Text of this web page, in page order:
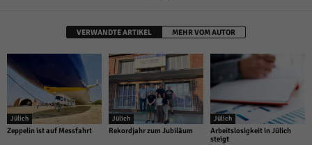
VERWANDTE ARTIKEL MEHR VOM AUTOR
Jülich
Zeppelin ist auf Messfahrt
Jülich
Rekordjahr zum Jubiläum
Jülich
Arbeitslosigkeit in Jülich
steigt